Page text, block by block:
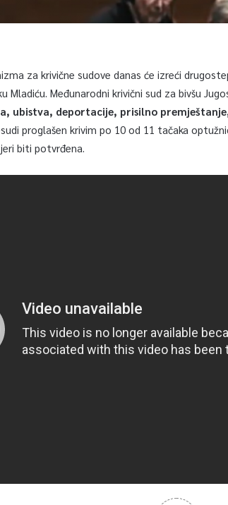
za krivične sudove danas će izreći
Mladiću. Međunarodni krivični sud za bivšu
ubistva, deportacije, prisilno
proglašen krivim po 10 od 11 tačaka
biti potvrđena.